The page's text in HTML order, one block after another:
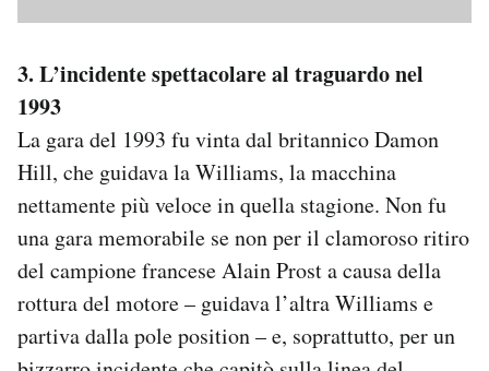
3. L’incidente spettacolare al traguardo nel
1993
La gara del 1993 fu vinta dal britannico Damon
Hill, che guidava la Williams, la macchina
nettamente più veloce in quella stagione. Non fu
una gara memorabile se non per il clamoroso ritiro
del campione francese Alain Prost a causa della
rottura del motore – guidava l’altra Williams e
partiva dalla pole position – e, soprattutto, per un